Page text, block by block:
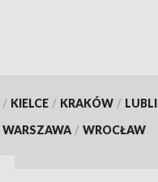
/ KIELCE / KRAKÓW /
WARSZAWA / WROCŁAW